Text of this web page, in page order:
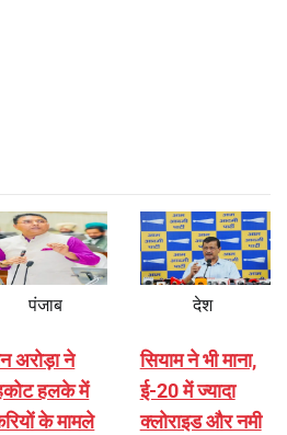
पंजाब
अरोड़ा ने
हलके में
के मामले
देश
सियाम ने भी माना,
ई-20 में ज्यादा
क्लोराइड और नमी